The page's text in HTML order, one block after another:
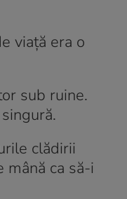
viață era o
sub ruine.
clădirii
mână ca să-i